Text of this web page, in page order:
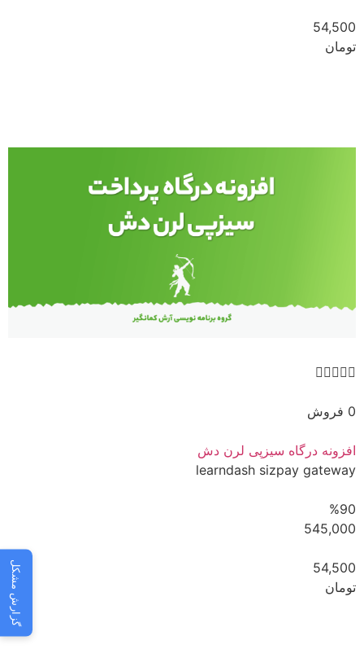
54,500
تومان

0 فروش
افزونه درگاه سیزپی لرن دش
learndash sizpay gateway
%90
545,000
54,500
تومان
مشاهده
گزارش مشکل